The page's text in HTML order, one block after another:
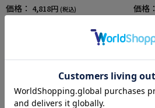
価格： 4,818円 (税込) 価格：